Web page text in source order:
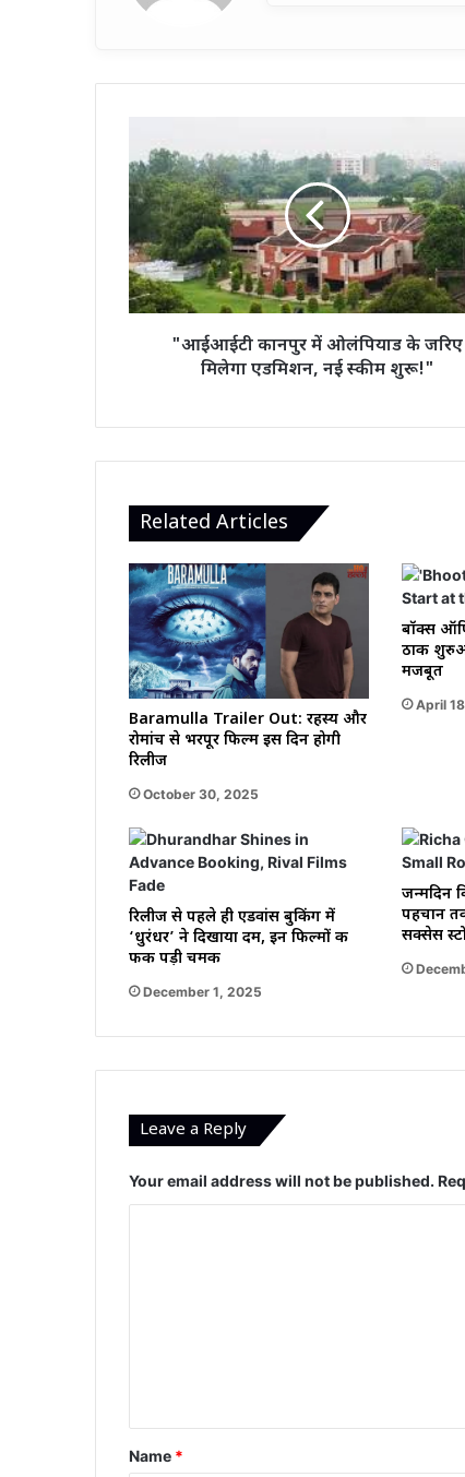
कानपुर
में
ओलंपियाड
जरिए
मिलेगा
एडमिशन,
नई
"आईआईटी कानपुर में ओलंपियाड के जरिए
मिलेगा एडमिशन, नई स्कीम शुरू!"
Related Articles
Baramulla Trailer Out: रहस्य और
रोमांच से भरपूर फिल्म इस दिन होगी
रिलीज
October 30, 2025
बॉक्स
ठाक
मजबूत
April
रिलीज से पहले ही एडवांस बुकिंग में
‘धुरंधर’ ने दिखाया दम, इन फिल्मों की
फीकी पड़ी चमक
December 1, 2025
जन्मदिन
पहचान
सक्सेस
Leave a Reply
Your email address will not be published.
*
Name *